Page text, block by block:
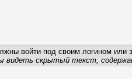
войти под своим логином или
видеть скрытый текст,